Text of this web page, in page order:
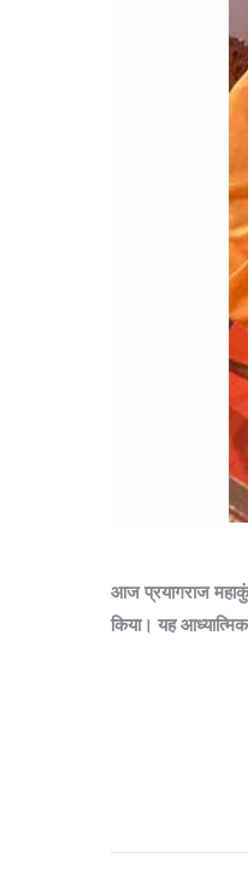
आज प्रयागराज
किया। यह